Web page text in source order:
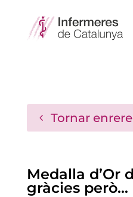
Tornar enrere
Medalla d’Or
gràcies però…